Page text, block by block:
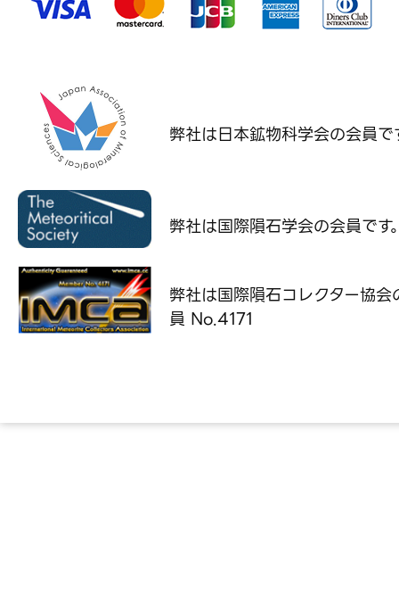
弊社は日本鉱物科学会の会員で
弊社は国際隕石学会の会員です
弊社は国際隕石コレクター協会
員 No.4171